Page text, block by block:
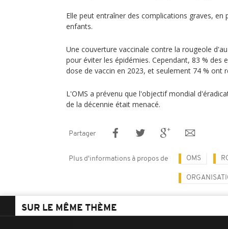
Elle peut entraîner des complications graves, en
enfants.
Une couverture vaccinale contre la rougeole
pour éviter les épidémies. Cependant, 83 % des
dose de vaccin en 2023, et seulement 74 % ont
L'OMS a prévenu que l'objectif mondial
de la décennie était menacé.
Partager
Plus d'informations à propos de OMS
SUR LE MÊME THÈME